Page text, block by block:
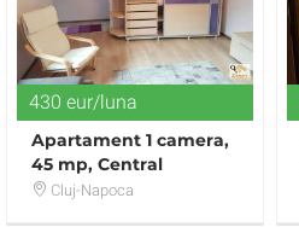
430 eur/luna
Apartament 1 camera,
45 mp, Central
Cluj-Napoca